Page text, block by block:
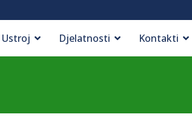
Ustroj Djelatnosti Kontakti